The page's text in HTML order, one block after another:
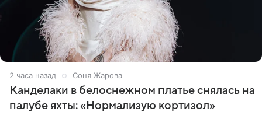
2 часа назад Соня Жарова
Канделаки в белоснежном платье снялась на
палубе яхты: «Нормализую кортизол»